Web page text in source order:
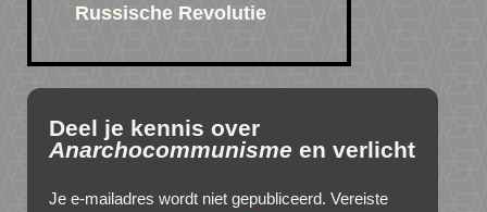
Russische Revolutie
Deel je kennis over
Anarchocommunisme en verlicht
Je e-mailadres wordt niet gepubliceerd. Vereiste